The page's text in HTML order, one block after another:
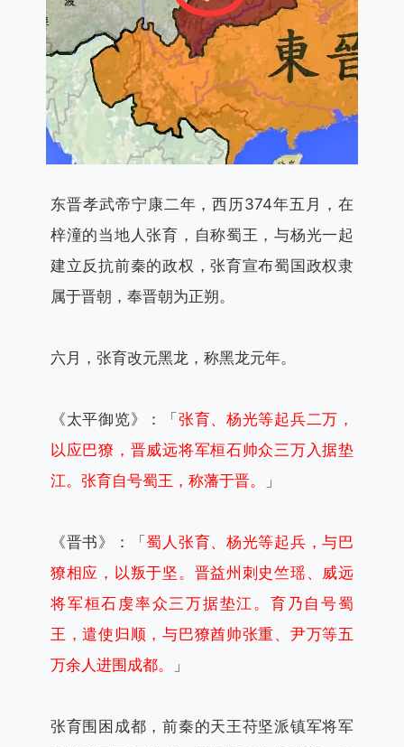
东晋孝武帝宁康二年，西历374年五月，在
梓潼的当地人张育，自称蜀王，与杨光一起
建立反抗前秦的政权，张育宣布蜀国政权隶
属于晋朝，奉晋朝为正朔。
六月，张育改元黑龙，称黑龙元年。
《太平御览》：「张育、杨光等起兵二万，
以应巴獠，晋威远将军桓石帅众三万入据垫
江。张育自号蜀王，称藩于晋。
」
《晋书》：「蜀人张育、杨光等起兵，与巴
獠相应，以叛于坚。晋益州刺史竺瑶、威远
将军桓石虔率众三万据垫江。育乃自号蜀
王，遣使归顺，与巴獠酋帅张重、尹万等五
万余人进围成都。
」
张育围困成都，前秦的天王苻坚派镇军将军